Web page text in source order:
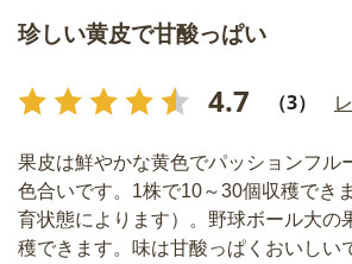
珍しい黄皮で甘酸っぱい
4.7 （3）
果皮は鮮やかな黄色でパッションフル
色合いです。1株で10～30個収穫でき
育状態によります）。野球ボール大の
穫できます。味は甘酸っぱくおいしい